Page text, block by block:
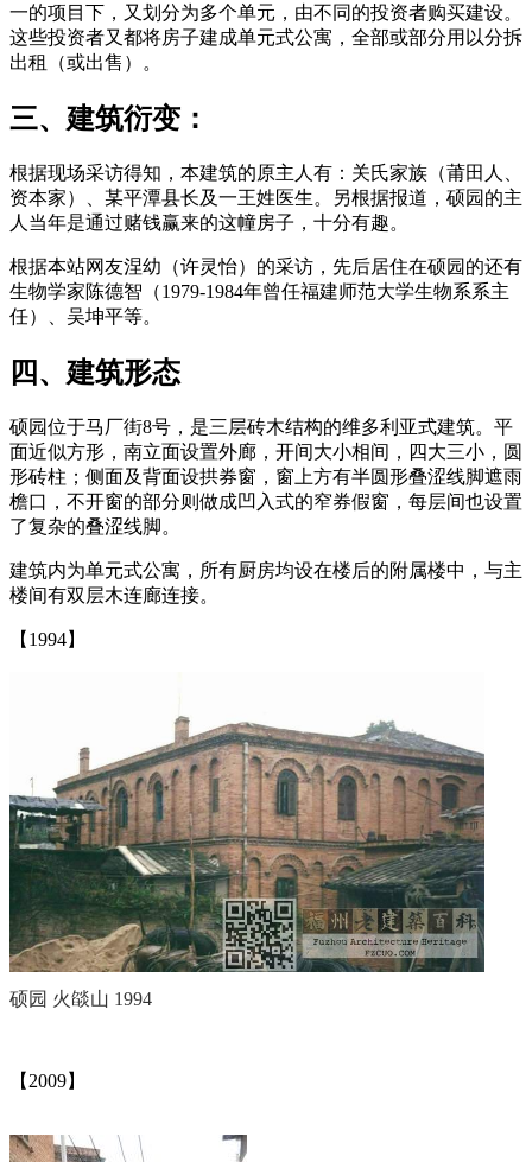
一的项目下，又划分为多个单元，由不同的投资者购买建设。
这些投资者又都将房子建成单元式公寓，全部或部分用以分拆
出租（或出售）。
三、建筑衍变：
根据现场采访得知，本建筑的原主人有：关氏家族（莆田人、
资本家）、某平潭县长及一王姓医生。另根据报道，硕园的主
人当年是通过赌钱赢来的这幢房子，十分有趣。
根据本站网友涅幼（许灵怡）的采访，先后居住在硕园的还有
生物学家陈德智（1979-1984年曾任福建师范大学生物系系主
任）、吴坤平等。
四、建筑形态
硕园位于马厂街8号，是三层砖木结构的维多利亚式建筑。平
面近似方形，南立面设置外廊，开间大小相间，四大三小，圆
形砖柱；侧面及背面设拱券窗，窗上方有半圆形叠涩线脚遮雨
檐口，不开窗的部分则做成凹入式的窄券假窗，每层间也设置
了复杂的叠涩线脚。
建筑内为单元式公寓，所有厨房均设在楼后的附属楼中，与主
楼间有双层木连廊连接。
【1994】
硕园 火燄山 1994
【2009】